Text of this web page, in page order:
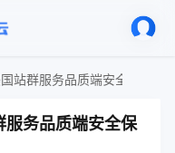
站群服务品质端安全保障？
服务品质端安全保